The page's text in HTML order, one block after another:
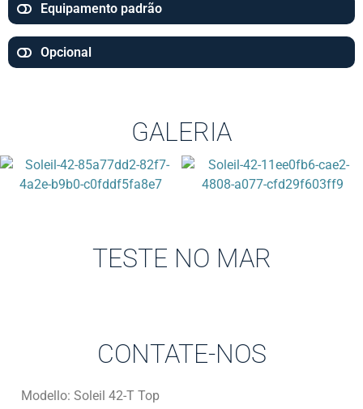
Equipamento padrão
Opcional
GALERIA
TESTE NO MAR
CONTATE-NOS